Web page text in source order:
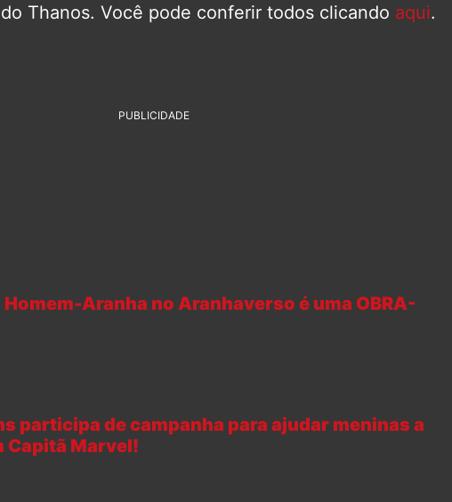
Thanos. Você pode conferir todos clicando aqui.
PUBLICIDADE
Homem-Aranha no Aranhaverso é uma OBRA-
participa de campanha para ajudar meninas a
Capitã Marvel!